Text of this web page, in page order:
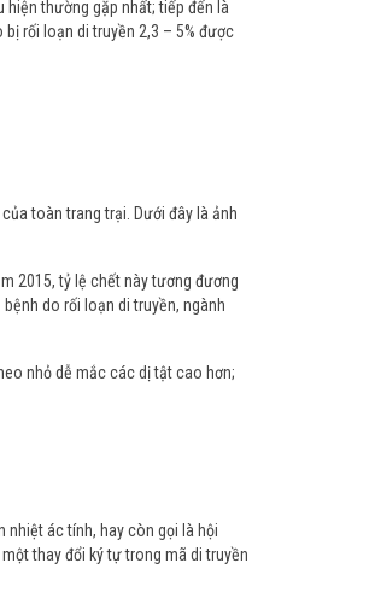
hiện thường gặp nhất; tiếp đến là
rối loạn di truyền 2,3 – 5% được
toàn trang trại. Dưới đây là ảnh
2015, tỷ lệ chết này tương đương
do rối loạn di truyền, ngành
nhỏ dễ mắc các dị tật cao hơn;
nhiệt ác tính, hay còn gọi là hội
thay đổi ký tự trong mã di truyền